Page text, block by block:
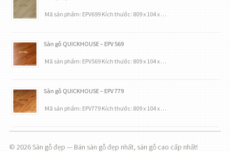
Mã sản phẩm: EPV699 Kích thước: 809 x 104 x …
Sàn gỗ QUICKHOUSE – EPV 569
Mã sản phẩm: EPV569 Kích thước: 809 x 104 x …
Sàn gỗ QUICKHOUSE – EPV 779
Mã sản phẩm: EPV779 Kích thước: 809 x 104 x …
© 2026 Sàn gỗ đẹp — Bán sàn gỗ đẹp nhất, sàn gỗ cao cấp nhất!